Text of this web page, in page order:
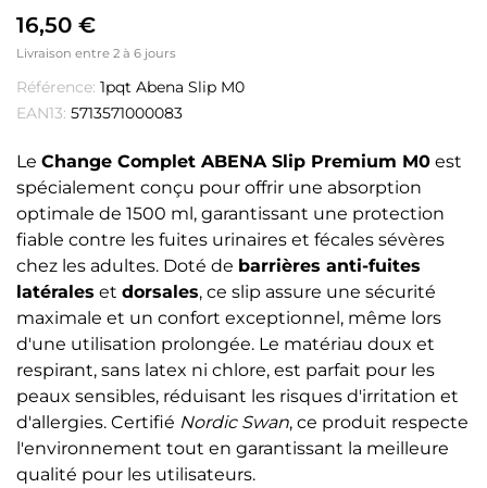
16,50 €
Livraison entre 2 à 6 jours
Référence: 1pqt Abena Slip M0
EAN13: 5713571000083
Le Change Complet ABENA Slip Premium M0 est
spécialement conçu pour offrir une absorption
optimale de 1500 ml, garantissant une protection
fiable contre les fuites urinaires et fécales sévères
chez les adultes. Doté de barrières anti-fuites
latérales et dorsales, ce slip assure une sécurité
maximale et un confort exceptionnel, même lors
d'une utilisation prolongée. Le matériau doux et
respirant, sans latex ni chlore, est parfait pour les
peaux sensibles, réduisant les risques d'irritation et
d'allergies. Certifié Nordic Swan, ce produit respecte
l'environnement tout en garantissant la meilleure
qualité pour les utilisateurs.